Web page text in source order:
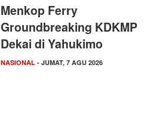
Menkop Ferry
Groundbreaking KDKMP
Dekai di Yahukimo
NASIONAL - JUMAT, 7 AGU 2026